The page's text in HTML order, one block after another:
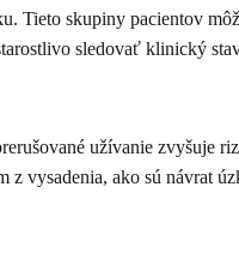
Tieto skupiny pacientov
sledovať klinický
užívanie zvyšuje
vysadenia, ako sú návrat